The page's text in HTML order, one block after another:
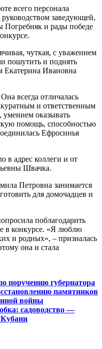
всего персонала
руководством заведующей,
Погребняк и рады победе
чуткая, с уважением
пошутить и поднять
Екатерина Ивановна
всегда отличалась
и ответственным
умением оказывать
помощь, способностью
Ефросинья
в адрес коллеги и от
Швачка.
Петровна занимается
для домочадцев и
поблагодарить
в конкурсе. «Я люблю
и родных», – призналась
она и стала
поручению губернатора
памятников
войны
садоводство —
Кубани